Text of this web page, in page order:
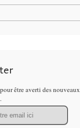
être averti des nouveaux